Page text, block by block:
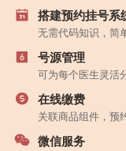
搭建预约挂号系
无需代码知识，简
号源管理
可为每个医生灵活
在线缴费
关联商品组件，预
微信服务